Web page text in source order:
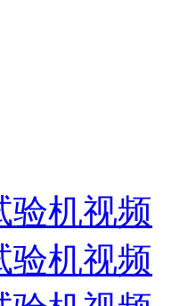
验机视频
验机视频